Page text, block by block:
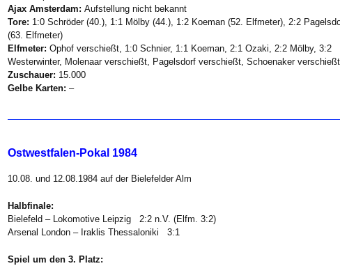
Ajax Amsterdam: Aufstellung nicht bekannt
Tore: 1:0 Schröder (40.), 1:1 Mölby (44.), 1:2 Koeman (52. Elfmeter), 2:2
(63. Elfmeter)
Elfmeter: Ophof verschießt, 1:0 Schnier, 1:1 Koeman, 2:1 Ozaki, 2:2 Mölby, 3:2
Westerwinter, Molenaar verschießt, Pagelsdorf verschießt, Schoenaker verschießt
Zuschauer: 15.000
Gelbe Karten: –
Ostwestfalen-Pokal 1984
10.08. und 12.08.1984 auf der Bielefelder Alm
Halbfinale:
Bielefeld – Lokomotive Leipzig 2:2 n.V. (Elfm. 3:2)
Arsenal London – Iraklis Thessaloniki 3:1
Spiel um den 3. Platz: